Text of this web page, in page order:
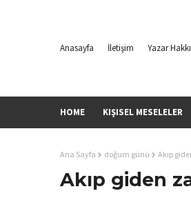
Anasayfa İletişim Yazar
HOME KIŞISEL MESELELER
Ana Sayfa doğum günü Akıp
Akıp giden